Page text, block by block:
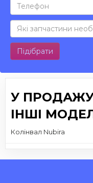
Підібрати
У
ІНШІ
Колінвал Nubira